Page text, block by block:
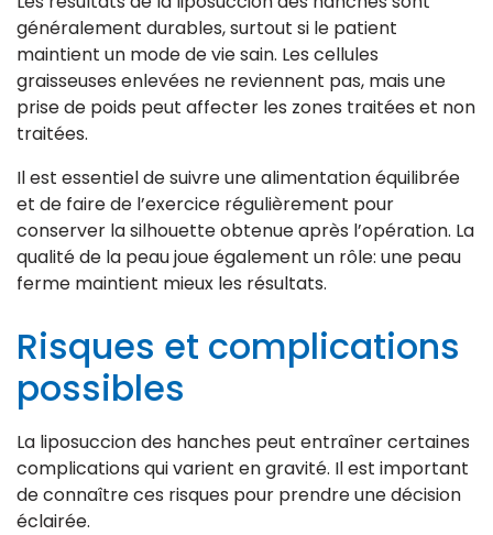
généralement durables, surtout si le patient
maintient un mode de vie sain. Les cellules
graisseuses enlevées ne reviennent pas, mais une
prise de poids peut affecter les zones traitées et non
traitées.
Il est essentiel de suivre une alimentation équilibrée
et de faire de l’exercice régulièrement pour
conserver la silhouette obtenue après l’opération. La
qualité de la peau joue également un rôle: une peau
ferme maintient mieux les résultats.
Risques et complications
possibles
La liposuccion des hanches peut entraîner certaines
complications qui varient en gravité. Il est important
de connaître ces risques pour prendre une décision
éclairée.